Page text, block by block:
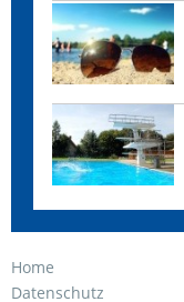
Home
Datenschutz